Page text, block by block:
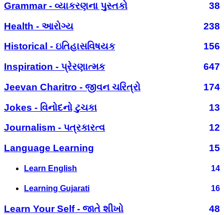
Grammar - વ્યાકરણના પુસ્તકો
38
Health - આરોગ્ય
238
Historical - ઇતિહાસવિષયક
156
Inspiration - પ્રેરણાત્મક
647
Jeevan Charitro - જીવન ચરિત્રો
174
Jokes - વિનોદનો ટુચકા
13
Journalism - પત્રકારત્વ
12
Language Learning
15
Learn English 14
Learning Gujarati 16
Learn Your Self - જાતે શીખો
48